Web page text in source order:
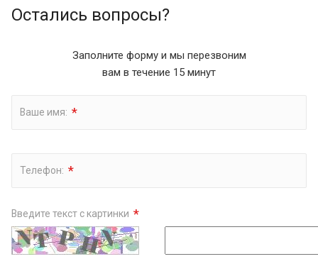
Остались вопросы?
Заполните форму и мы перезвоним
вам в течение 15 минут
Ваше имя: *
Телефон: *
Введите текст с картинки *